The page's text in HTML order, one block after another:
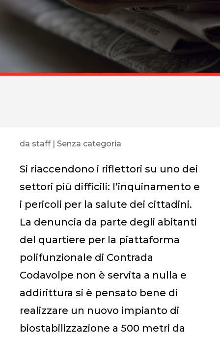
da staff| Senza categoria
Si riaccendono i riflettori su uno dei
settori più difficili: l’inquinamento e
i pericoli per la salute dei cittadini.
La denuncia da parte degli abitanti
del quartiere per la piattaforma
polifunzionale di Contrada
Codavolpe non è servita a nulla e
addirittura si è pensato bene di
realizzare un nuovo impianto di
biostabilizzazione a 500 metri da